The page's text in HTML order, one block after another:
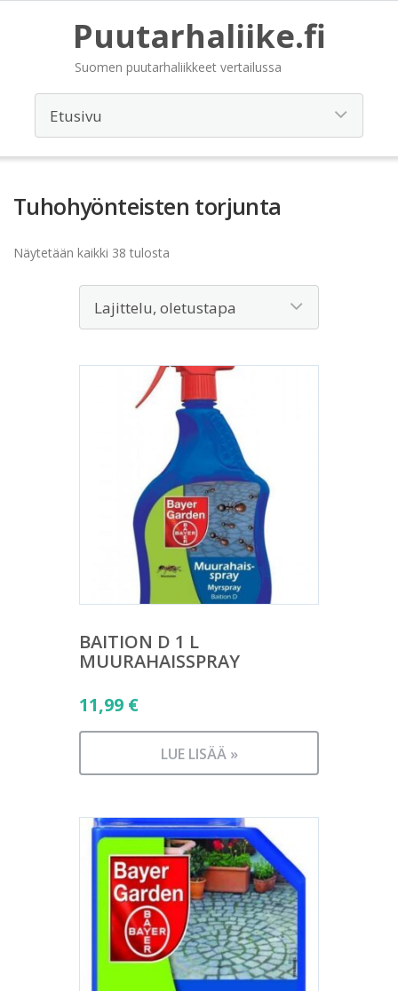
Puutarhaliike.fi
Suomen puutarhaliikkeet vertailussa
Tuhohyönteisten torjunta
Näytetään kaikki 38 tulosta
BAITION D 1 L
MUURAHAISSPRAY
11,99 €
LUE LISÄÄ »